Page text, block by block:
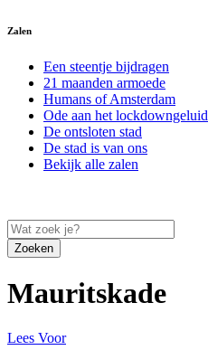
Zalen
Een steentje bijdragen
21 maanden armoede
Humans of Amsterdam
Ode aan het lockdowngeluid
De ontsloten stad
De stad is van ons
Bekijk alle zalen
Zoeken
Mauritskade
Lees Voor